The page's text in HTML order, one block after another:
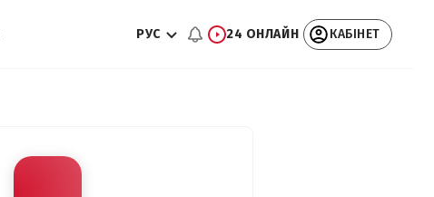
РУС 24 ОНЛАЙН КАБІНЕТ